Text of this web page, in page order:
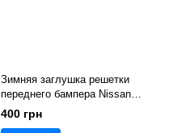
Зимняя заглушка решетки
переднего бампера Nissan
Qashqai 2006-2010 г.в. Нисан
Кашкай
400 грн